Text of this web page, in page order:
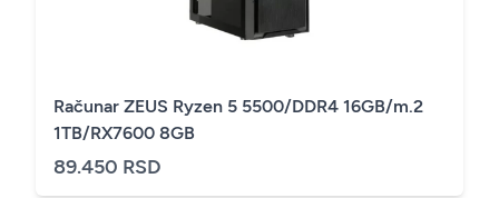
Računar ZEUS Ryzen 5 5500/DDR4 16GB/m.2
1TB/RX7600 8GB
89.450 RSD